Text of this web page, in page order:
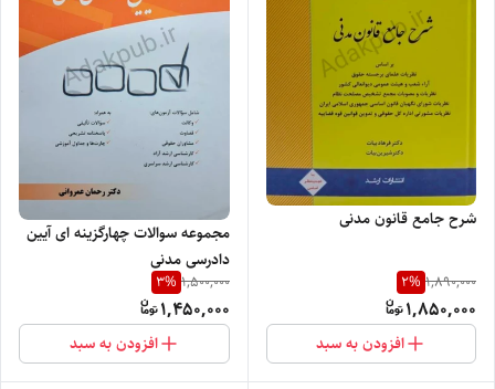
شرح جامع قانون مدنی
1,890,000
2%
1,850,000
افزودن به سبد
مجموعه سوالات چهارگزینه ای آیین
دادرسی مدنی
1,500,000
3%
1,450,000
افزودن به سبد